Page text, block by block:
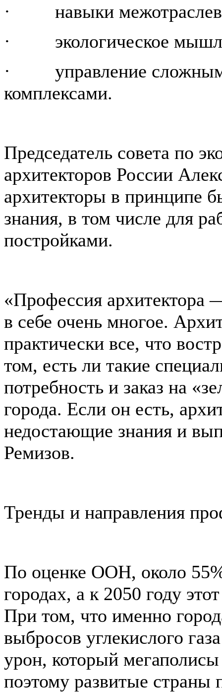
· навыки
· экологическое
· управление
комплексами.
Председатель совета по
архитекторов России
архитекторы в принципе
знания, в том числе для
постройками.
«Профессия архитектора
в себе очень многое.
практически все, что
том, есть ли такие
потребность и заказ на
города. Если он есть,
недостающие знания и
Ремизов.
Тренды и направления
По оценке ООН, около
городах, а к 2050 году
При том, что именно
выбросов углекислого
урон, который
поэтому развитые страны